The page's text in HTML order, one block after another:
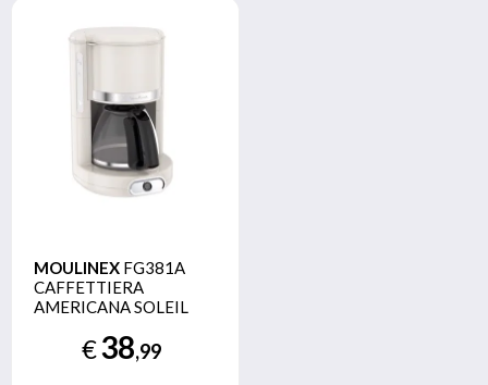
MOULINEX FG381A
CAFFETTIERA
AMERICANA SOLEIL
€38,99